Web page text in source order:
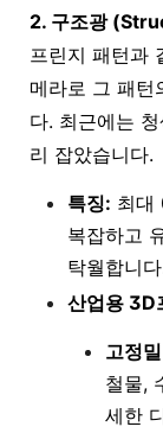
2. 구조광
프린지 패턴과
메라로 그 패턴
다. 최근에는
리 잡았습니다.
특징: 최대
복잡하고
탁월합니
산업용 3D
고정
철물,
세한